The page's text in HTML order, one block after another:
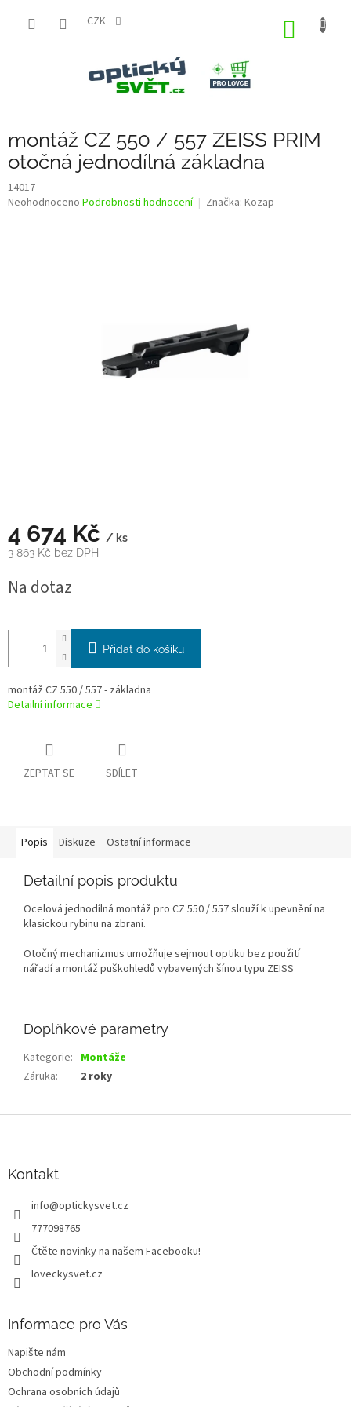
CZK
montáž CZ 550 / 557 ZEISS PRIM
otočná jednodílná základna
14017
Průměrné
Neohodnoceno Podrobnosti hodnocení Značka: Kozap
4 674 Kč / ks
3 863 Kč bez DPH
cena:
Na dotaz
Přidat do košíku
montáž CZ 550 / 557 - základna
Detailní informace
ZEPTAT SE SDÍLET
Popis Diskuze Ostatní informace
Detailní popis produktu
Ocelová jednodílná montáž pro CZ 550 / 557 slouží k upevnění na
klasickou rybinu na zbrani.
Otočný mechanizmus umožňuje sejmout optiku bez použití
nářadí a montáž puškohledů vybavených šínou typu ZEISS
Doplňkové parametry
Kategorie: Montáže
Záruka: 2 roky
Kontakt
info@optickysvet.cz
777098765
Čtěte novinky na našem Facebooku!
loveckysvet.cz
Informace pro Vás
Napište nám
Obchodní podmínky
Ochrana osobních údajů